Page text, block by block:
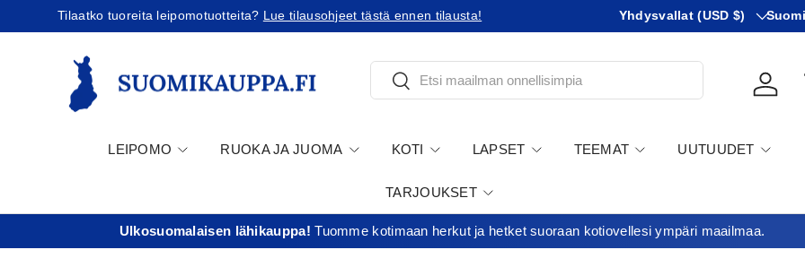
Jatka sisältöön
Tilaatko tuoreita leipomotuotteita? Lue tilausohjeet tästä ennen tilausta! Tilaatko Yhdysvaltoihin?Tutustu
Maa
Yhdysvallat (USD $) KIeli
Suomi
Etsi
LEIPOMO RUOKA JA JUOMA KOTI LAPSET TEEMAT UUTUUDET
TARJOUKSET
Ulkosuomalaisen lähikauppa!Tuomme kotimaan herkut ja hetket suoraan kotiovellesi ympäri maailmaa.